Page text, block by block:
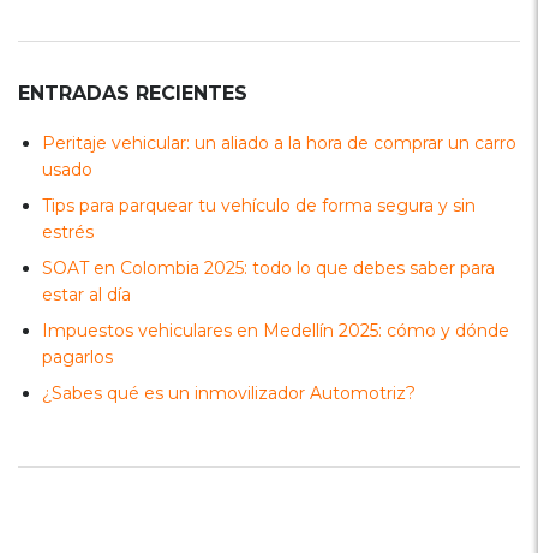
ENTRADAS RECIENTES
Peritaje vehicular: un aliado a la hora de comprar un carro
usado
Tips para parquear tu vehículo de forma segura y sin
estrés
SOAT en Colombia 2025: todo lo que debes saber para
estar al día
Impuestos vehiculares en Medellín 2025: cómo y dónde
pagarlos
¿Sabes qué es un inmovilizador Automotriz?